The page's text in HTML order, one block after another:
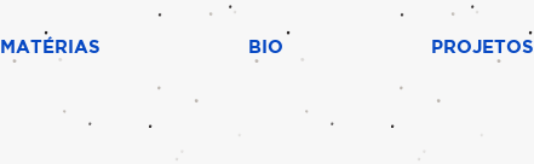
MATÉRIAS BIO PROJETOS